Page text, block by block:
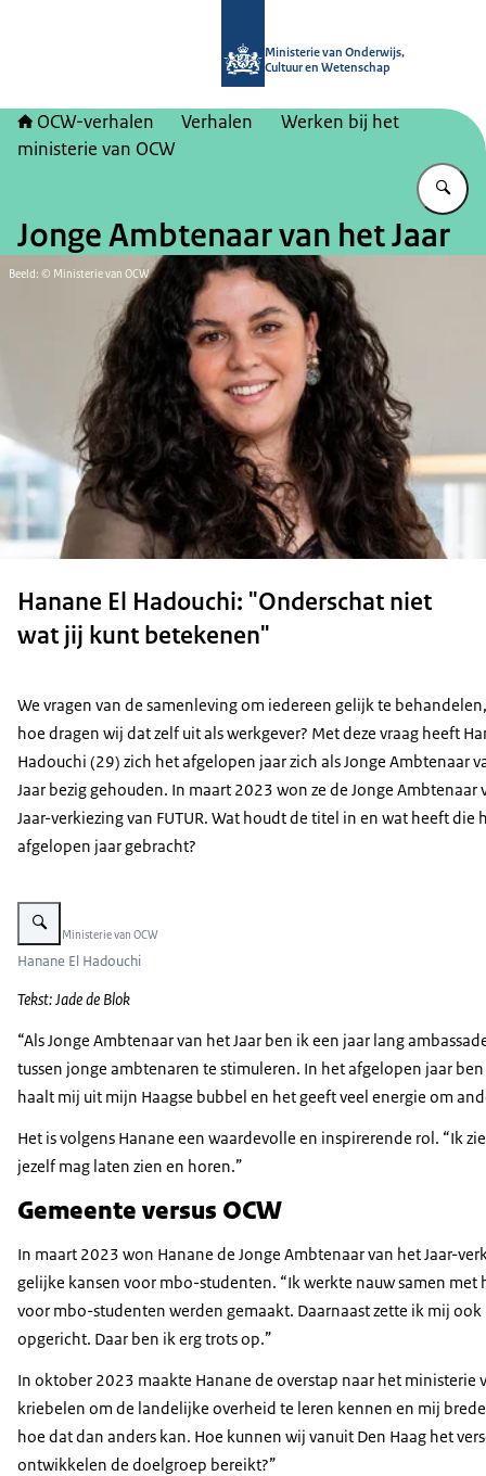
Ministerie van Onderwijs,
Cultuur en Wetenschap
OCW-verhalen Verhalen
Werken bij het
ministerie van OCW
Jonge Ambtenaar van het Jaar
Beeld: © Ministerie van OCW
Hanane El Hadouchi: "Onderschat niet
wat jij kunt betekenen"
We vragen van de samenleving om iedereen gelijk te
hoe dragen wij dat zelf uit als werkgever? Met deze vraag heeft
Hadouchi (29) zich het afgelopen jaar zich als Jonge Ambtenaar
Jaar bezig gehouden. In maart 2023 won ze de Jonge Ambtenaar
Jaar-verkiezing van FUTUR. Wat houdt de titel in en wat heeft die
afgelopen jaar gebracht?
Vergroot afbeelding Hanane El Hadouchi is een jonge vrouw met lang,
Beeld: © Ministerie van OCW
Hanane El Hadouchi
Tekst: Jade de Blok
“Als Jonge Ambtenaar van het Jaar ben ik een jaar lang
tussen jonge ambtenaren te stimuleren. In het afgelopen jaar
haalt mij uit mijn Haagse bubbel en het geeft veel energie om
Het is volgens Hanane een waardevolle en inspirerende rol. “Ik
jezelf mag laten zien en horen.”
Gemeente versus OCW
In maart 2023 won Hanane de Jonge Ambtenaar van het Jaar-
gelijke kansen voor mbo-studenten. “Ik werkte nauw samen
voor mbo-studenten werden gemaakt. Daarnaast zette ik mij
opgericht. Daar ben ik erg trots op.”
In oktober 2023 maakte Hanane de overstap naar het ministerie
kriebelen om de landelijke overheid te leren kennen en mij
hoe dat dan anders kan. Hoe kunnen wij vanuit Den Haag het
ontwikkelen de doelgroep bereikt?”